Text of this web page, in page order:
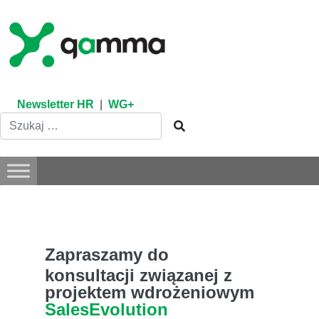
content
Newsletter HR WG+
Zapraszamy do
konsultacji związanej z
projektem wdrożeniowym
SalesEvolution